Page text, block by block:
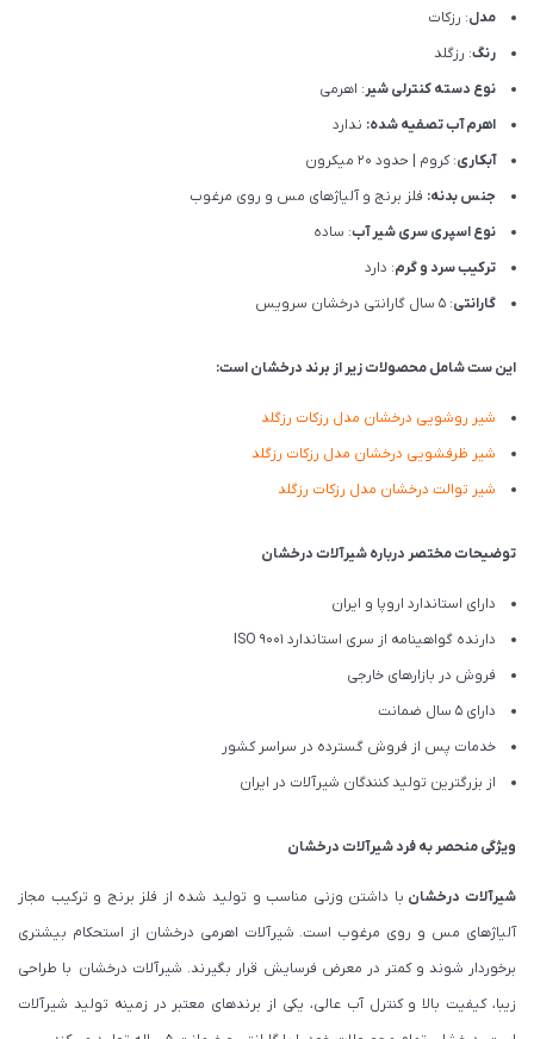
مدل: رزکات
رنگ: رزگلد
نوع دسته کنترلی شیر: اهرمی
اهرم آب تصفیه شده: ندارد
آبکاری: کروم | حدود 20 میکرون
جنس بدنه: فلز برنج و آلیاژهای مس و روی مرغوب
نوع اسپری سری شیر آب: ساده
ترکیب سرد و گرم: دارد
گارانتی: 5 سال گارانتی درخشان سرویس
این ست شامل محصولات زیر از برند درخشان است:
شیر روشویی درخشان مدل رزکات رزگلد
شیر ظرفشویی درخشان مدل رزکات رزگلد
شیر توالت درخشان مدل رزکات رزگلد
توضیحات مختصر درباره شیرآلات درخشان
دارای استاندارد اروپا و ایران
دارنده گواهینامه از سری استاندارد ISO 9001
فروش در بازارهای خارجی
دارای 5 سال ضمانت
خدمات پس از فروش گسترده در سراسر کشور
از بزرگترین تولید کنندگان شیرآلات در ایران
ویژگی منحصر به فرد شیرآلات درخشان
شیرآلات درخشان با داشتن وزنی مناسب و تولید شده از فلز برنج و ترکیب مجاز
آلیاژهای مس و روی مرغوب است. شیرآلات اهرمی درخشان از استحکام بیشتری
برخوردار شوند و کمتر در معرض فرسایش قرار بگیرند. شیرآلات درخشان با طراحی
زیبا، کیفیت بالا و کنترل آب عالی، یکی از برندهای معتبر در زمینه تولید شیرآلات